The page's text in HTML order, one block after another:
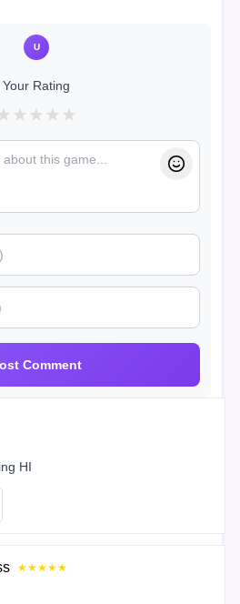
U
Your Rating
★ ★ ★ ★
Comment
HI
★★★★★